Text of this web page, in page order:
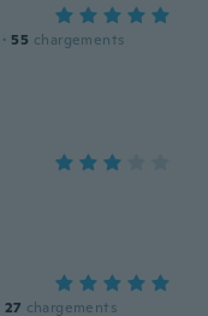
· 55 chargements
27 chargements